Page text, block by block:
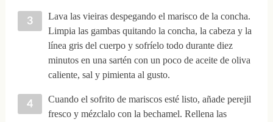
Lava las vieiras despegando el marisco de la concha.
Limpia las gambas quitando la concha, la cabeza y la
línea gris del cuerpo y sofríelo todo durante diez
minutos en una sartén con un poco de aceite de oliva
caliente, sal y pimienta al gusto.
Cuando el sofrito de mariscos esté listo, añade perejil
fresco y mézclalo con la bechamel. Rellena las